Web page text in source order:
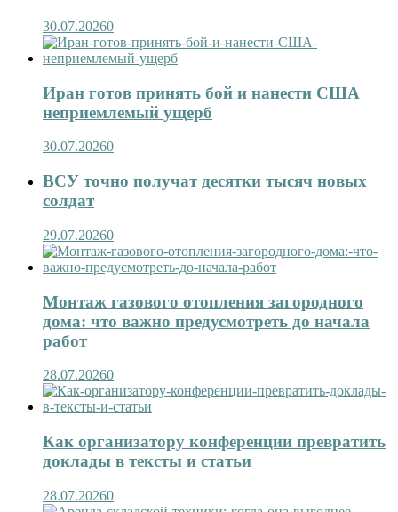
30.07.20260
Иран готов принять бой и нанести США
неприемлемый ущерб
30.07.20260
ВСУ точно получат десятки тысяч новых
солдат
29.07.20260
Монтаж газового отопления загородного
дома: что важно предусмотреть до начала
работ
28.07.20260
Как организатору конференции превратить
доклады в тексты и статьи
28.07.20260